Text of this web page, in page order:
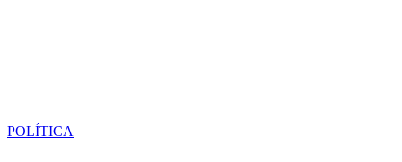
POLÍTICA